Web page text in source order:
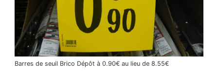
Barres de seuil Brico Dépôt à 0.90€ au lieu de 8.55€